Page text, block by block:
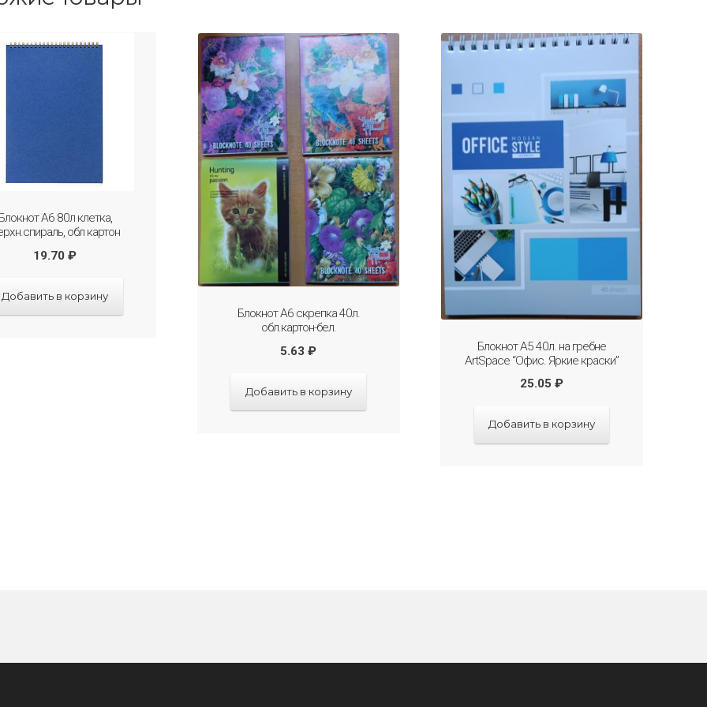
А6 80л клетка,
обл картон
19.70₽
Добавить в корзину
Блокнот А6 скрепка 40л.
обл.картон-бел.
5.63₽
Добавить в корзину
Блокнот А5 40л. на гребне
ArtSpace “Офис. Яркие краски”
25.05 ₽
Добавить в корзину